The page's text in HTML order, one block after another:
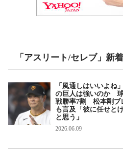
「アスリート/セレブ」新
「風通しはいいよね
の巨人は強いのか
戦勝率7割 松本剛ブ
も言及「彼に任せと
と思う」
2026.06.09